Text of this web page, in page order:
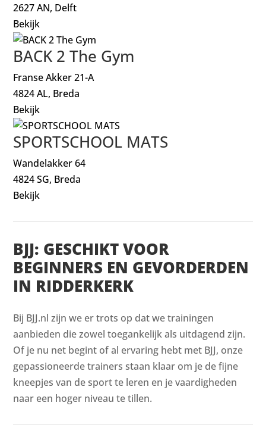
2627 AN, Delft
Bekijk
BACK 2 The Gym
Franse Akker 21-A
4824 AL, Breda
Bekijk
SPORTSCHOOL MATS
Wandelakker 64
4824 SG, Breda
Bekijk
BJJ: GESCHIKT VOOR
BEGINNERS EN GEVORDERDEN
IN RIDDERKERK
Bij BJJ.nl zijn we er trots op dat we trainingen
aanbieden die zowel toegankelijk als uitdagend zijn.
Of je nu net begint of al ervaring hebt met BJJ, onze
gepassioneerde trainers staan klaar om je de fijne
kneepjes van de sport te leren en je vaardigheden
naar een hoger niveau te tillen.